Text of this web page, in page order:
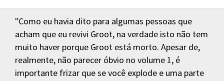
"Como eu havia dito para algumas pessoas que
acham que eu revivi Groot, na verdade isto não tem
muito haver porque Groot está morto. Apesar de,
realmente, não parecer óbvio no volume 1, é
importante frizar que se você explode e uma parte